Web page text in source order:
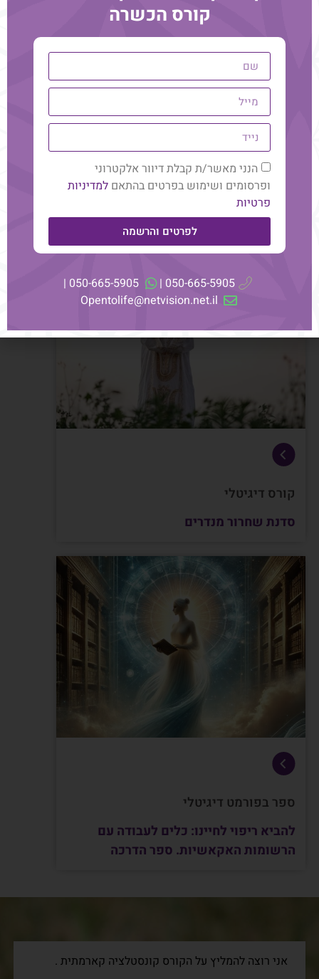
מדיטציה
מרחב הרשומות האקשיות – מדיטציות
להתפתחות אישית
קורס דיגיטלי
סדנת שחרור מנדרים
ספר בפורמט דיגיטלי
להביא ריפוי לחיינו: כלים לעבודה עם
הרשומות האקאשיות. ספר הדרכה
אני רוצה להמליץ על הקורס קונסטלציה קארמתית .
קורס הכשרה
הנני מאשר/ת קבלת דיוור אלקטרוני
ופרסומים ושימוש בפרטים בהתאםלמדיניות
פרטיות
לפרטים והרשמה
050-665-5905 |
050-665-5905 |
Opentolife@netvision.net.il